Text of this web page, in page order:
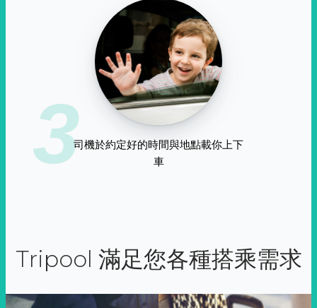
3司機於約定好的時間與地點載你上下
車
Tripool 滿足您各種搭乘需求